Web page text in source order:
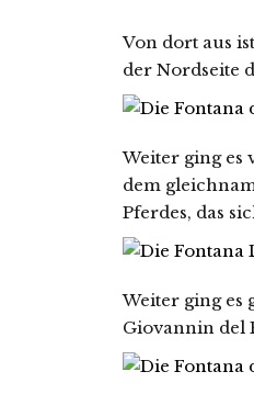
Von dort aus
der Nordseite
Weiter ging es
dem
Pferdes, das
Weiter ging es
Giovannin del